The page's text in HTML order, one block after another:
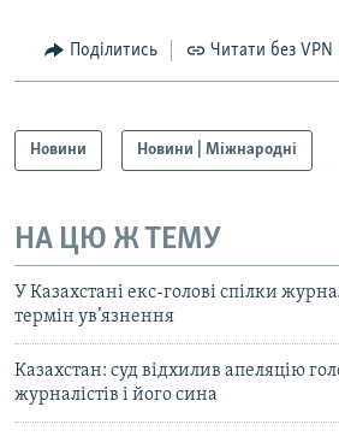
Поділитись Читати без VPN
Новини Новини | Міжнародні
НА ЦЮ Ж ТЕМУ
У Казахстані екс-голові спілки
термін ув’язнення
Казахстан: суд відхилив апеляцію
журналістів і його сина